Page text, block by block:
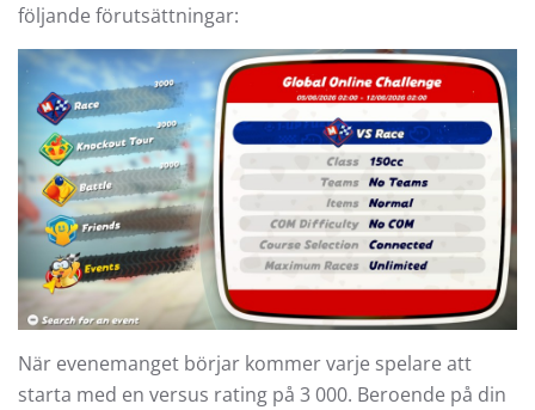
följande förutsättningar:
När evenemanget börjar kommer varje spelare att
starta med en versus rating på 3 000. Beroende på din